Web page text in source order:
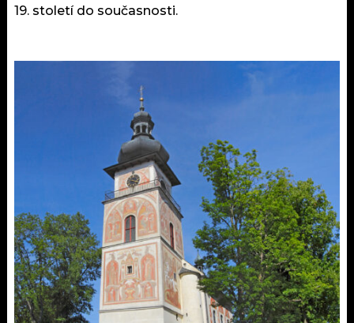
19. století do současnosti.